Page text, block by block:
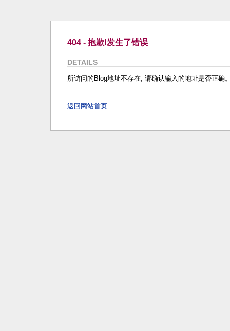
404 - 抱歉!发生了错误
DETAILS
所访问的Blog地址不存在, 请确认输入的地址是否正确
返回网站首页